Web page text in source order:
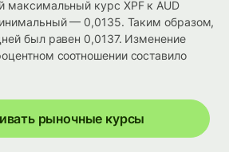
максимальный курс XPF к AUD
— 0,0135. Таким образом,
был равен 0,0137. Изменение
соотношении составило
рыночные курсы